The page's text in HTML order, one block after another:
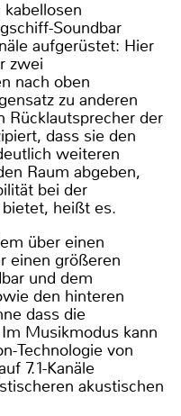
Soundbar
aufgerüstet: Hier
zwei
nach oben
zu anderen
Rücklautsprecher der
dass sie den
weiteren
Raum abgeben,
bei der
heißt es.
über einen
einen größeren
und dem
den hinteren
dass die
Musikmodus kann
Technologie von
7.1-Kanäle
akustischen